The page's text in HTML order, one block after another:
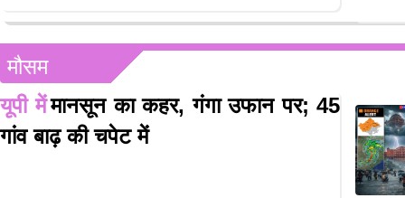
मौसम
यूपी में मानसून का कहर, गंगा उफान पर; 45
गांव बाढ़ की चपेट में